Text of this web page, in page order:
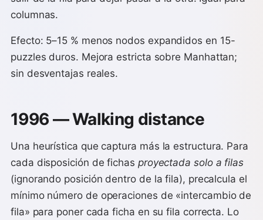
columnas.
Efecto: 5–15 % menos nodos expandidos en 15-
puzzles duros. Mejora estricta sobre Manhattan;
sin desventajas reales.
1996 — Walking distance
Una heurística que captura más la estructura. Para
cada disposición de fichas proyectada solo a filas
(ignorando posición dentro de la fila), precalcula el
mínimo número de operaciones de «intercambio de
fila» para poner cada ficha en su fila correcta. Lo